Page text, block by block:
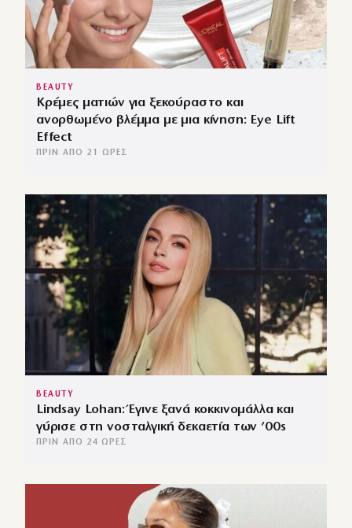
BEAUTY
Κρέμες ματιών για ξεκούραστο και
ανορθωμένο βλέμμα με μια κίνηση: Eye Lift
Effect
ΠΡΙΝ ΑΠΌ 21 ΏΡΕΣ
BEAUTY
Lindsay Lohan: Έγινε ξανά κοκκινομάλλα και
γύρισε στη νοσταλγική δεκαετία των ’00s
ΠΡΙΝ ΑΠΌ 24 ΏΡΕΣ